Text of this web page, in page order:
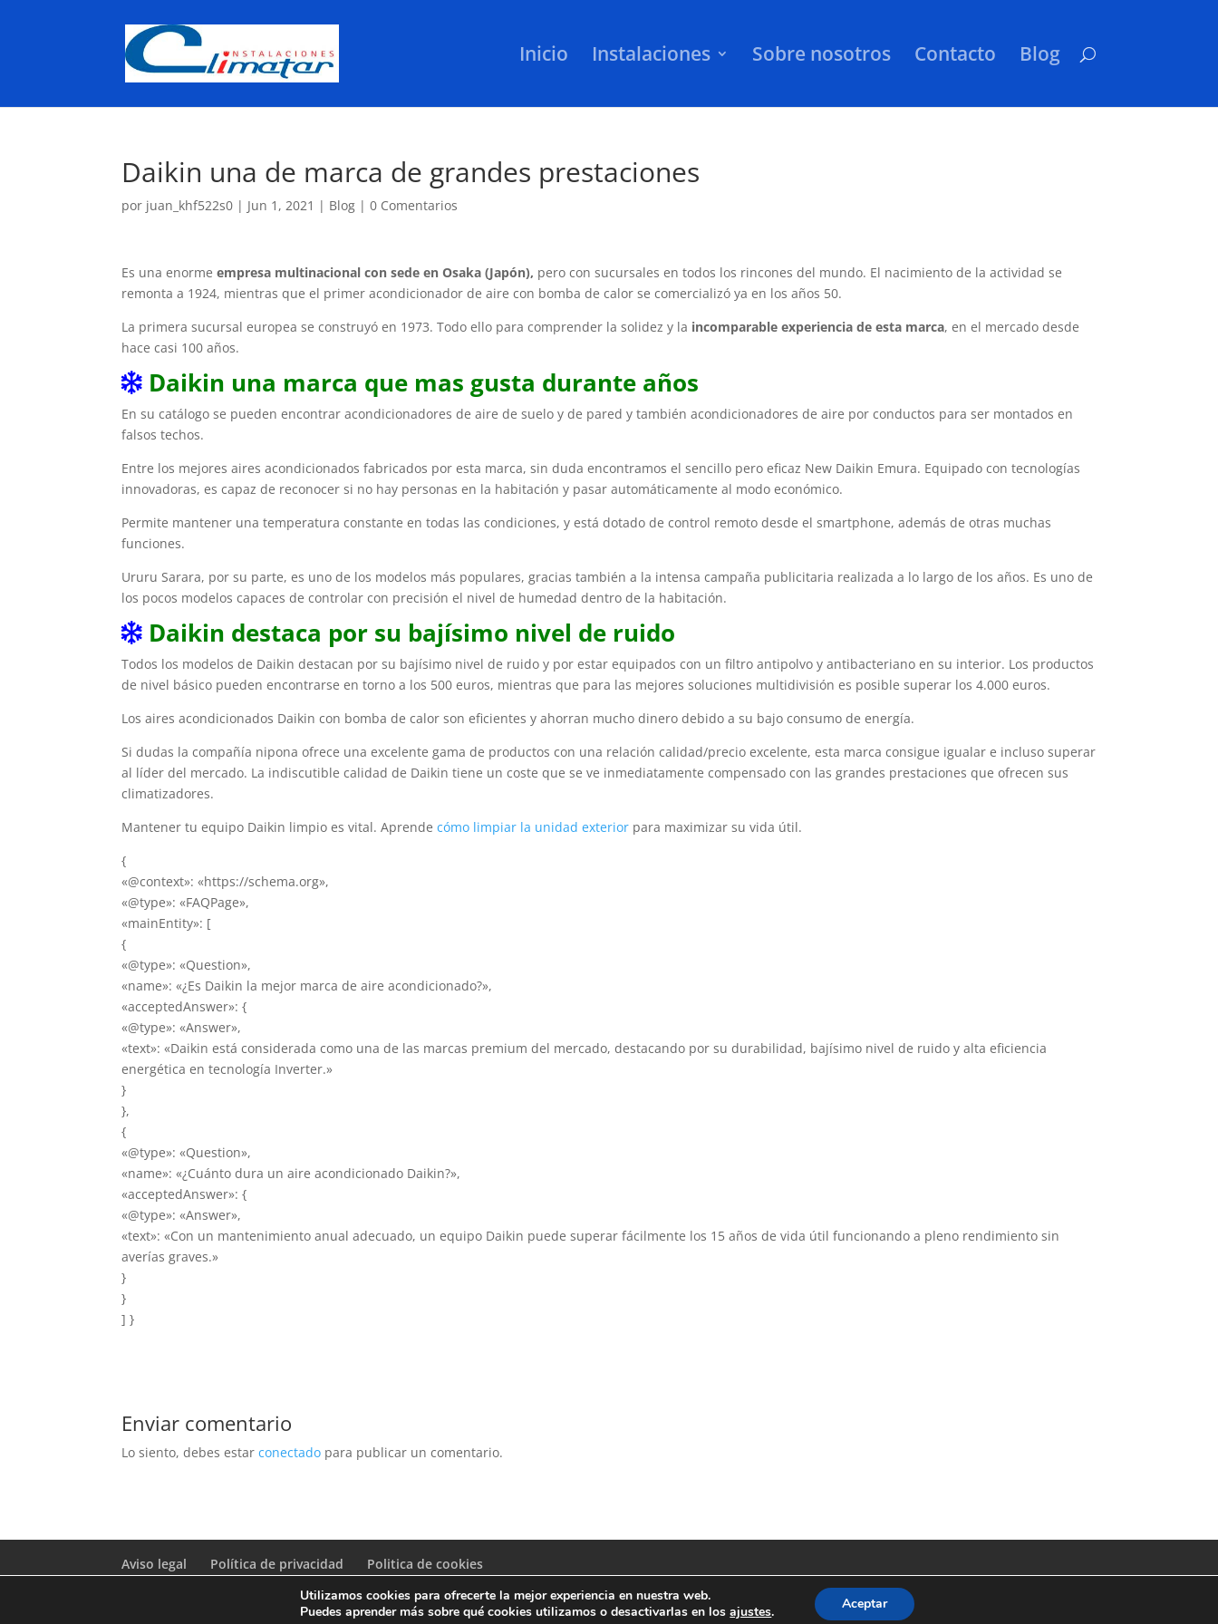
Inicio Instalaciones Sobre nosotros Contacto Blog
Daikin una de marca de grandes prestaciones
por juan_khf522s0 | Jun 1, 2021 | Blog |0 Comentarios
Es una enorme empresa multinacional con sede en Osaka (Japón), pero con sucursales en todos los rincones del mundo. El nacimiento de la actividad se
remonta a 1924, mientras que el primer acondicionador de aire con bomba de calor se comercializó ya en los años 50.
La primera sucursal europea se construyó en 1973. Todo ello para comprender la solidez y la incomparable experiencia de esta marca, en el mercado desde
hace casi 100 años.
Daikin una marca que mas gusta durante años
En su catálogo se pueden encontrar acondicionadores de aire de suelo y de pared y también acondicionadores de aire por conductos para ser montados en
falsos techos.
Entre los mejores aires acondicionados fabricados por esta marca, sin duda encontramos el sencillo pero eficaz New Daikin Emura. Equipado con tecnologías
innovadoras, es capaz de reconocer si no hay personas en la habitación y pasar automáticamente al modo económico.
Permite mantener una temperatura constante en todas las condiciones, y está dotado de control remoto desde el smartphone, además de otras muchas
funciones.
Ururu Sarara, por su parte, es uno de los modelos más populares, gracias también a la intensa campaña publicitaria realizada a lo largo de los años. Es uno de
los pocos modelos capaces de controlar con precisión el nivel de humedad dentro de la habitación.
Daikin destaca por su bajísimo nivel de ruido
Todos los modelos de Daikin destacan por su bajísimo nivel de ruido y por estar equipados con un filtro antipolvo y antibacteriano en su interior. Los productos
de nivel básico pueden encontrarse en torno a los 500 euros, mientras que para las mejores soluciones multidivisión es posible superar los 4.000 euros.
Los aires acondicionados Daikin con bomba de calor son eficientes y ahorran mucho dinero debido a su bajo consumo de energía.
Si dudas la compañía nipona ofrece una excelente gama de productos con una relación calidad/precio excelente, esta marca consigue igualar e incluso superar
al líder del mercado. La indiscutible calidad de Daikin tiene un coste que se ve inmediatamente compensado con las grandes prestaciones que ofrecen sus
climatizadores.
Mantener tu equipo Daikin limpio es vital. Aprendecómo limpiar la unidad exterior para maximizar su vida útil.
{
«@context»: «https://schema.org»,
«@type»: «FAQPage»,
«mainEntity»: [
{
«@type»: «Question»,
«name»: «¿Es Daikin la mejor marca de aire acondicionado?»,
«acceptedAnswer»: {
«@type»: «Answer»,
«text»: «Daikin está considerada como una de las marcas premium del mercado, destacando por su durabilidad, bajísimo nivel de ruido y alta eficiencia
energética en tecnología Inverter.»
}
},
{
«@type»: «Question»,
«name»: «¿Cuánto dura un aire acondicionado Daikin?»,
«acceptedAnswer»: {
«@type»: «Answer»,
«text»: «Con un mantenimiento anual adecuado, un equipo Daikin puede superar fácilmente los 15 años de vida útil funcionando a pleno rendimiento sin
averías graves.»
}
}
] }
Enviar comentario
Lo siento, debes estarconectado para publicar un comentario.
Aviso legal Política de privacidad
Politica de cookies
Utilizamos cookies para ofrecerte la mejor experiencia en nuestra web.
Puedes aprender más sobre qué cookies utilizamos o desactivarlas en losajustes. Aceptar